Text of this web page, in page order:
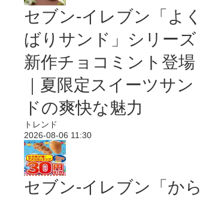
セブン‐イレブン「よく
ばりサンド」シリーズ
新作チョコミント登場
｜夏限定スイーツサン
ドの爽快な魅力
トレンド
2026-08-06 11:30
セブン‐イレブン「から